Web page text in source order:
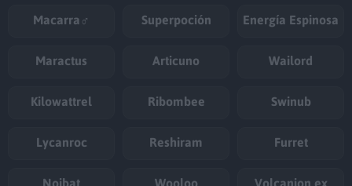
Macarra♂ Superpoción Energía Espinosa
Maractus Articuno Wailord
Kilowattrel Ribombee Swinub
Lycanroc Reshiram Furret
Noibat Wooloo Volcanion ex